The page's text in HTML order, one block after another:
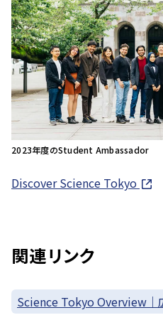
2023年度のStudent Ambassador
Discover Science Tokyo
関連リンク
Science Tokyo Overview｜